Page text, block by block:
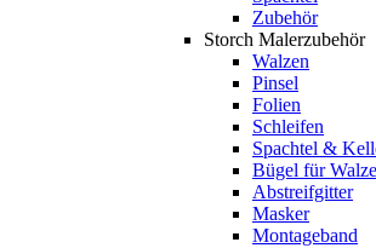
Zubehör
Storch Malerzubehör
Walzen
Pinsel
Folien
Schleifen
Spachtel &
Bügel für
Abstreifgitter
Masker
Montageband